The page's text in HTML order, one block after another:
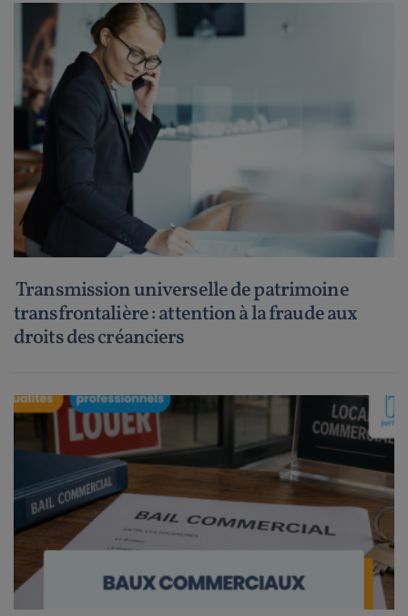
Transmission universelle de patrimoine
transfrontalière : attention à la fraude aux
droits des créanciers